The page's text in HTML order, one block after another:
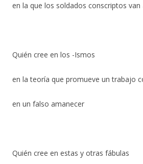
en la que los soldados conscriptos
Quién cree en los -Ismos
en la teoría que promueve un trabajo
en un falso amanecer
Quién cree en estas y otras fábulas